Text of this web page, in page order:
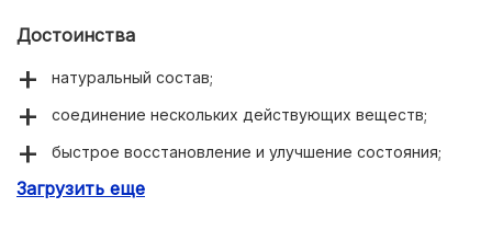
Достоинства
натуральный состав;
соединение нескольких действующих веществ;
быстрое восстановление и улучшение состояния;
изысканный дизайн флакона.
Загрузить еще